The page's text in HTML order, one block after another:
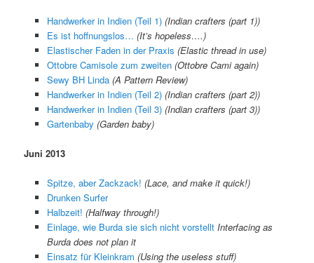
Handwerker in Indien (Teil 1) (Indian crafters (part 1))
Es ist hoffnungslos… (It’s hopeless….)
Elastischer Faden in der Praxis (Elastic thread in use)
Ottobre Camisole zum zweiten (Ottobre Cami again)
Sewy BH Linda (A Pattern Review)
Handwerker in Indien (Teil 2) (Indian crafters (part 2))
Handwerker in Indien (Teil 3) (Indian crafters (part 3))
Gartenbaby (Garden baby)
Juni 2013
Spitze, aber Zackzack! (Lace, and make it quick!)
Drunken Surfer
Halbzeit! (Halfway through!)
Einlage, wie Burda sie sich nicht vorstellt Interfacing as
Burda does not plan it
Einsatz für Kleinkram (Using the useless stuff)